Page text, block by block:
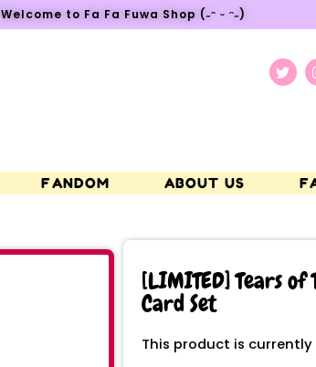
Welcome to Fa Fa Fuwa Shop (˶ᵔ ᵕ ᵔ˶)
FANDOM ABOUT US
[LIMITED] Tears of
Card Set
This product is